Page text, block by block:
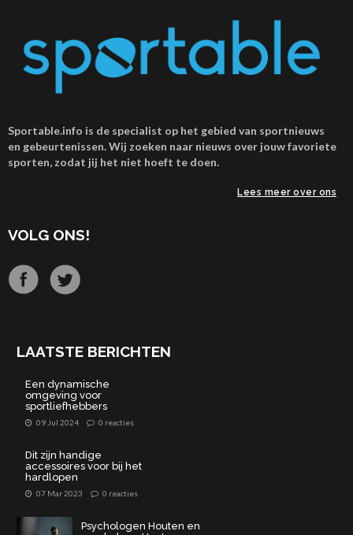
Sportable.info is de specialist op het gebied van sportnieuws
en gebeurtenissen. Wij zoeken naar nieuws over jouw favoriete
sporten, zodat jij het niet hoeft te doen.
Lees meer over ons
VOLG ONS!
LAATSTE BERICHTEN
Een dynamische
omgeving voor
sportliefhebbers
09 Jul 2024 0 reacties
Dit zijn handige
accessoires voor bij het
hardlopen
07 Mar 2023 0 reacties
Psychologen Houten en